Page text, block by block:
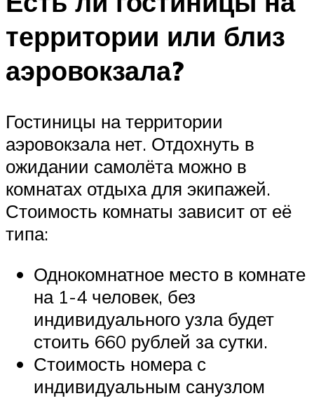
территории или близ
аэровокзала?
Гостиницы на территории
аэровокзала нет. Отдохнуть в
ожидании самолёта можно в
комнатах отдыха для экипажей.
Стоимость комнаты зависит от её
типа:
Однокомнатное место в комнате
на 1-4 человек, без
индивидуального узла будет
стоить 660 рублей за сутки.
Стоимость номера с
индивидуальным санузлом